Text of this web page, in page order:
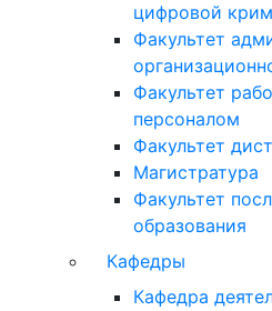
цифровой
Факультет
Факультет
персоналом
Факультет
Магистратура
Факультет
образования
Кафедры
Кафедра